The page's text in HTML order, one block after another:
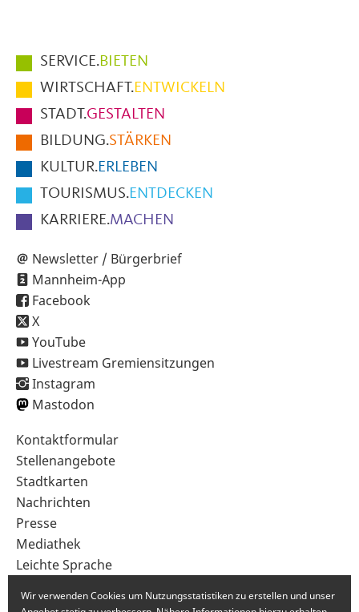
Hauptmenüpunkte
im
Fußbereich
der
Seite
SERVICE.BIETEN
WIRTSCHAFT.ENTWICKELN
STADT.GESTALTEN
BILDUNG.STÄRKEN
KULTUR.ERLEBEN
TOURISMUS.ENTDECKEN
KARRIERE.MACHEN
Newsletter / Bürgerbrief
Mannheim-App
Facebook
X
YouTube
Livestream Gremiensitzungen
Instagram
Mastodon
Sekundärnavigation
im
Fußbereich
Kontaktformular
Stellenangebote
Stadtkarten
Nachrichten
Presse
Mediathek
Leichte Sprache
Wir verwenden Cookies um Nutzungsstatistiken zu erstellen und unser